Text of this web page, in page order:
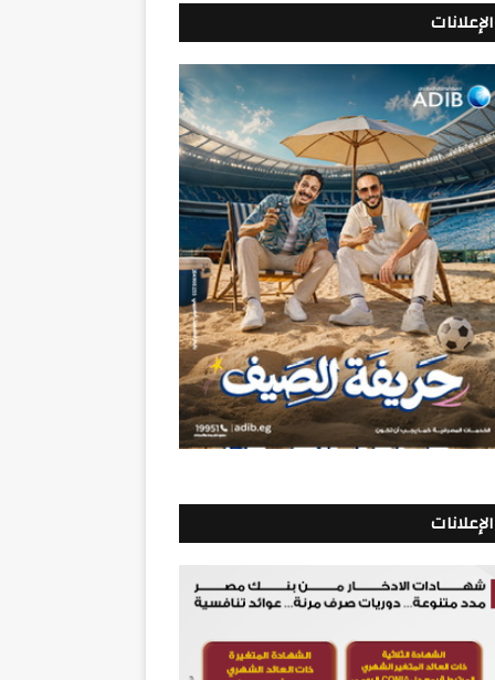
الإعلانات
الإعلانات